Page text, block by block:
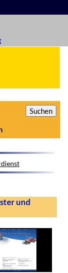
und